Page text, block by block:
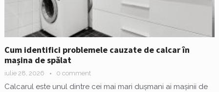
Cum identifici problemele cauzate de calcar în
mașina de spălat
iulie 28, 2026 0 comment
Calcarul este unul dintre cei mai mari dușmani ai mașinii de